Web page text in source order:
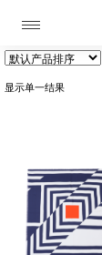
航
要
内
显示单一结果